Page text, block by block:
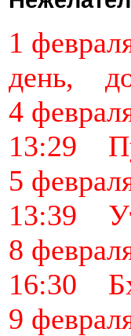
1
день,
4
13:29
5
13:39
8
16:30
9